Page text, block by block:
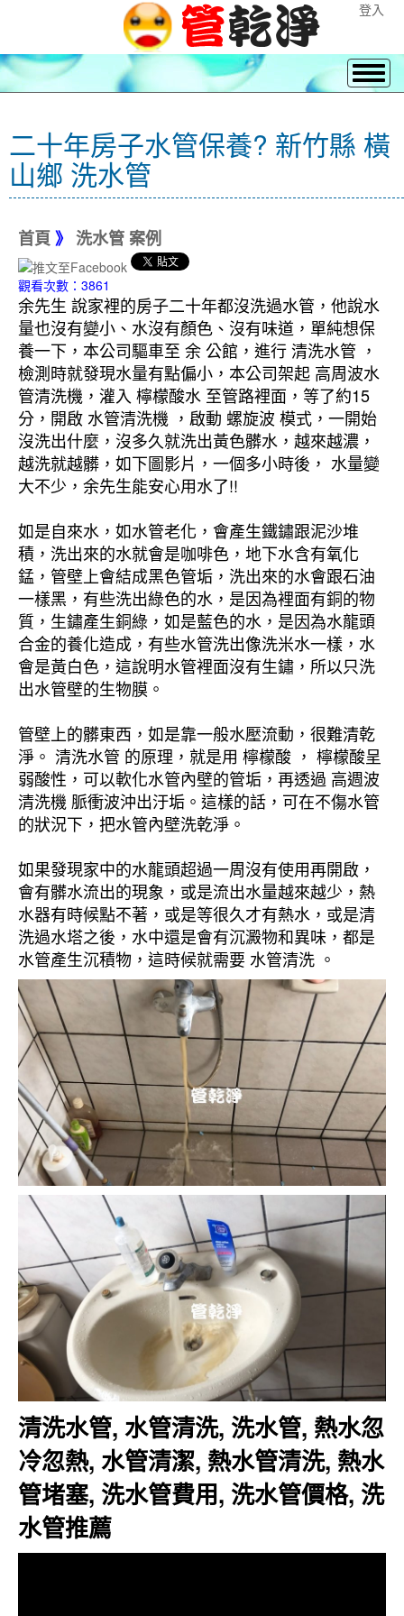
登入
二十年房子水管保養? 新竹縣 橫
山鄉 洗水管
首頁 》 洗水管 案例
觀看次數：3861
余先生 說家裡的房子二十年都沒洗過水管，他說水
量也沒有變小、水沒有顏色、沒有味道，單純想保
養一下，本公司驅車至 余 公館，進行 清洗水管 ，
檢測時就發現水量有點偏小，本公司架起 高周波水
管清洗機，灌入 檸檬酸水 至管路裡面，等了約15
分，開啟 水管清洗機 ，啟動 螺旋波 模式，一開始
沒洗出什麼，沒多久就洗出黃色髒水，越來越濃，
越洗就越髒，如下圖影片，一個多小時後， 水量變
大不少，余先生能安心用水了!!
如是自來水，如水管老化，會產生鐵鏽跟泥沙堆
積，洗出來的水就會是咖啡色，地下水含有氧化
錳，管壁上會結成黑色管垢，洗出來的水會跟石油
一樣黑，有些洗出綠色的水，是因為裡面有銅的物
質，生鏽產生銅綠，如是藍色的水，是因為水龍頭
合金的養化造成，有些水管洗出像洗米水一樣，水
會是黃白色，這說明水管裡面沒有生鏽，所以只洗
出水管壁的生物膜。
管壁上的髒東西，如是靠一般水壓流動，很難清乾
淨。 清洗水管 的原理，就是用 檸檬酸 ， 檸檬酸呈
弱酸性，可以軟化水管內壁的管垢，再透過 高週波
清洗機 脈衝波沖出汙垢。這樣的話，可在不傷水管
的狀況下，把水管內壁洗乾淨。
如果發現家中的水龍頭超過一周沒有使用再開啟，
會有髒水流出的現象，或是流出水量越來越少，熱
水器有時候點不著，或是等很久才有熱水，或是清
洗過水塔之後，水中還是會有沉澱物和異味，都是
水管產生沉積物，這時候就需要 水管清洗 。
清洗水管, 水管清洗, 洗水管, 熱水忽
冷忽熱, 水管清潔, 熱水管清洗, 熱水
管堵塞, 洗水管費用, 洗水管價格, 洗
水管推薦